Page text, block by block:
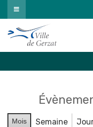
Passer
au
contenu
Mois Semaine